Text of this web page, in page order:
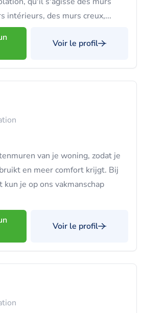
intérieurs, des murs creux,...
Voir le profil
van je woning, zodat je
en meer comfort krijgt. Bij
je op ons vakmanschap
Voir le profil